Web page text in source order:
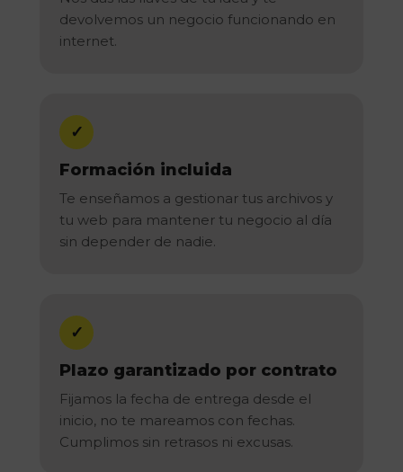
devolvemos un negocio funcionando en
internet.
✓
Formación incluida
Te enseñamos a gestionar tus archivos y
tu web para mantener tu negocio al día
sin depender de nadie.
✓
Plazo garantizado por contrato
Fijamos la fecha de entrega desde el
inicio, no te mareamos con fechas.
Cumplimos sin retrasos ni excusas.